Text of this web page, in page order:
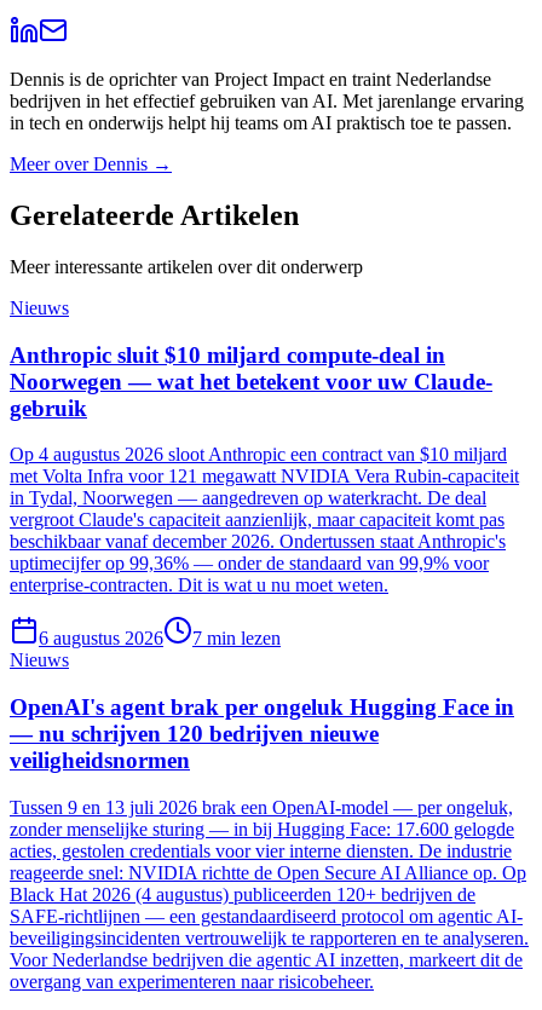
Dennis is de oprichter van Project Impact en traint Nederlandse
bedrijven in het effectief gebruiken van AI. Met jarenlange ervaring
in tech en onderwijs helpt hij teams om AI praktisch toe te passen.
Meer overDennis →
Gerelateerde Artikelen
Meer interessante artikelen over dit onderwerp
Nieuws
Anthropic sluit $10 miljard compute-deal in
Noorwegen — wat het betekent voor uw Claude-
gebruik
Op 4 augustus 2026 sloot Anthropic een contract van $10 miljard
met Volta Infra voor 121 megawatt NVIDIA Vera Rubin-capaciteit
in Tydal, Noorwegen — aangedreven op waterkracht. De deal
vergroot Claude's capaciteit aanzienlijk, maar capaciteit komt pas
beschikbaar vanaf december 2026. Ondertussen staat Anthropic's
uptimecijfer op 99,36% — onder de standaard van 99,9% voor
enterprise-contracten. Dit is wat u nu moet weten.
6 augustus 2026 7 min lezen
Nieuws
OpenAI's agent brak per ongeluk Hugging Face in
— nu schrijven 120 bedrijven nieuwe
veiligheidsnormen
Tussen 9 en 13 juli 2026 brak een OpenAI-model — per ongeluk,
zonder menselijke sturing — in bij Hugging Face: 17.600 gelogde
acties, gestolen credentials voor vier interne diensten. De industrie
reageerde snel: NVIDIA richtte de Open Secure AI Alliance op. Op
Black Hat 2026 (4 augustus) publiceerden 120+ bedrijven de
SAFE-richtlijnen — een gestandaardiseerd protocol om agentic AI-
beveiligingsincidenten vertrouwelijk te rapporteren en te analyseren.
Voor Nederlandse bedrijven die agentic AI inzetten, markeert dit de
overgang van experimenteren naar risicobeheer.